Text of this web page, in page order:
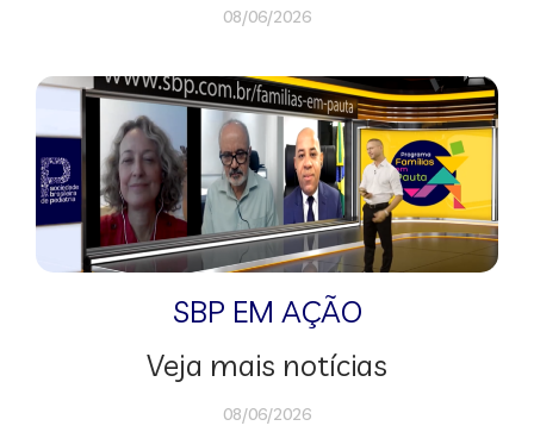
08/06/2026
SBP EM AÇÃO
Veja mais notícias
08/06/2026